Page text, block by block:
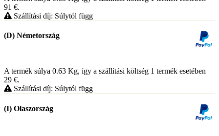
91 €.
Szállítási díj: Súlytól függ
(D) Németország
A termék súlya 0.63 Kg, így a szállítási költség 1 termék esetében
29 €.
Szállítási díj: Súlytól függ
(I) Olaszország